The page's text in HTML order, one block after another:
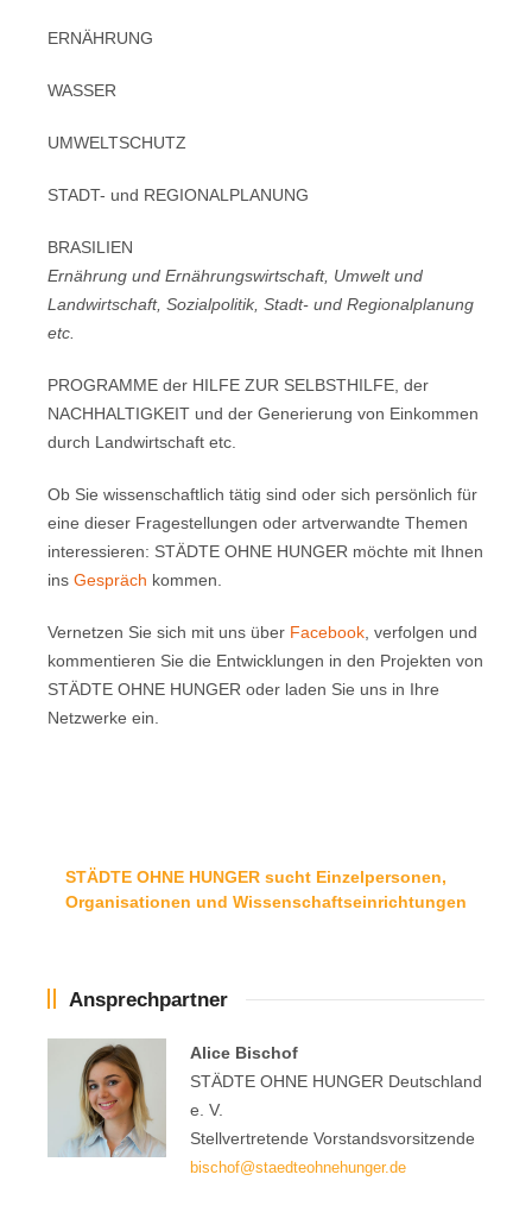
ERNÄHRUNG
WASSER
UMWELTSCHUTZ
STADT- und REGIONALPLANUNG
BRASILIEN
Ernährung und Ernährungswirtschaft, Umwelt und
Landwirtschaft, Sozialpolitik, Stadt- und Regionalplanung
etc.
PROGRAMME der HILFE ZUR SELBSTHILFE, der
NACHHALTIGKEIT und der Generierung von Einkommen
durch Landwirtschaft etc.
Ob Sie wissenschaftlich tätig sind oder sich persönlich für
eine dieser Fragestellungen oder artverwandte Themen
interessieren: STÄDTE OHNE HUNGER möchte mit Ihnen
ins Gespräch kommen.
Vernetzen Sie sich mit uns über Facebook , verfolgen und
kommentieren Sie die Entwicklungen in den Projekten von
STÄDTE OHNE HUNGER oder laden Sie uns in Ihre
Netzwerke ein.
STÄDTE OHNE HUNGER sucht Einzelpersonen,
Organisationen und Wissenschaftseinrichtungen
Ansprechpartner
Alice Bischof
STÄDTE OHNE HUNGER Deutschland
e. V.
Stellvertretende Vorstandsvorsitzende
bischof@staedteohnehunger.de